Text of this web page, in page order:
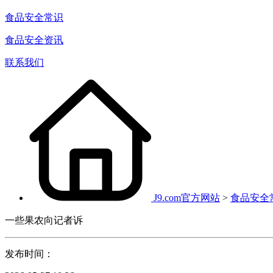
食品安全常识
食品安全资讯
联系我们
J9.com官方网站 > 食品安全
一些果农向记者诉
发布时间：